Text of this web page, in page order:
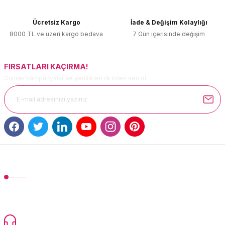
Ürün fiyatı diğer sitelerden daha pahalı.
Bu ürüne benzer farklı alternatifler olmalı.
Ücretsiz Kargo
8000 TL ve üzeri kargo bedava
İade & Değişim Kolaylığı
7 Gün içerisinde değişim
FIRSATLARI KAÇIRMA!